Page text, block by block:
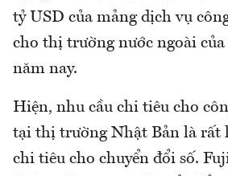
tỷ USD của mảng dịch vụ
cho thị trường nước ngoài
năm nay.
Hiện, nhu cầu chi tiêu cho
tại thị trường Nhật Bản là rất
chi tiêu cho chuyển đổi số.